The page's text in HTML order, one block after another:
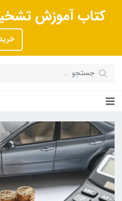
کتاب آموزش